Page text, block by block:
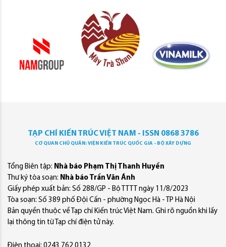
TẠP CHÍ KIẾN TRÚC VIỆT NAM - ISSN 0868 3786
CƠ QUAN CHỦ QUẢN: VIỆN KIẾN TRÚC QUỐC GIA - BỘ XÂY DỰNG
Tổng Biên tập: Nhà báo Phạm Thị Thanh Huyền
Thư ký tòa soạn: Nhà báo Trần Văn Ánh
Giấy phép xuất bản: Số 288/GP - Bộ TTTT ngày 11/8/2023
Tòa soạn: Số 389 phố Đội Cấn - phường Ngọc Hà - TP Hà Nội
Bản quyền thuộc về Tạp chí Kiến trúc Việt Nam. Ghi rõ nguồn khi lấy
lại thông tin từ Tạp chí điện tử này.